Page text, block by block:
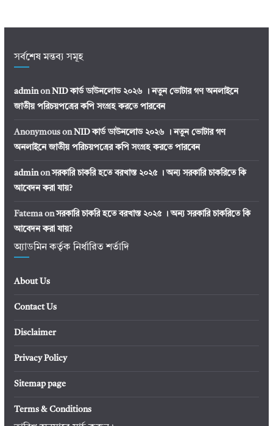
সর্বশেষ মন্তব্য সমূহ
adminonNID কার্ড ডাউনলোড ২০২৬ । নতুন ভোটার গণ অনলাইনে
জাতীয় পরিচয়পত্রের কপি সংগ্রহ করতে পারবেন
AnonymousonNID কার্ড ডাউনলোড ২০২৬ । নতুন ভোটার গণ
অনলাইনে জাতীয় পরিচয়পত্রের কপি সংগ্রহ করতে পারবেন
adminonসরকারি চাকরি হতে বরখাস্ত ২০২৫ । অন্য সরকারি চাকরিতে কি
আবেদন করা যায়?
Fatemaonসরকারি চাকরি হতে বরখাস্ত ২০২৫ । অন্য সরকারি চাকরিতে কি
আবেদন করা যায়?
অ্যাডমিন কর্তৃক নির্ধারিত শর্তাদি
About Us
Contact Us
Disclaimer
Privacy Policy
Sitemap page
Terms & Conditions